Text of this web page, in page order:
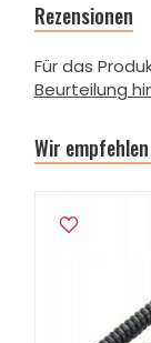
Rezensionen
Für das
Beurteilung
Wir